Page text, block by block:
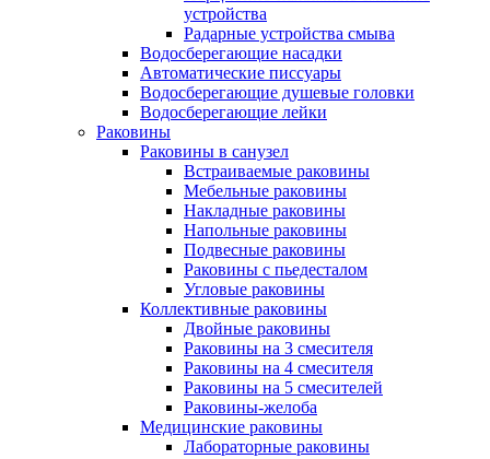
устройства
Радарные устройства смыва
Водосберегающие насадки
Автоматические писсуары
Водосберегающие душевые головки
Водосберегающие лейки
Раковины
Раковины в санузел
Встраиваемые раковины
Мебельные раковины
Накладные раковины
Напольные раковины
Подвесные раковины
Раковины с пьедесталом
Угловые раковины
Коллективные раковины
Двойные раковины
Раковины на 3 смесителя
Раковины на 4 смесителя
Раковины на 5 смесителей
Раковины-желоба
Медицинские раковины
Лабораторные раковины